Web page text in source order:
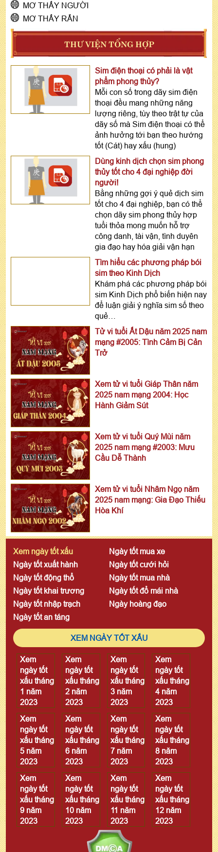
MƠ THẤY NGƯỜI
MƠ THẤY RẮN
THƯ VIỆN TỔNG HỢP
Sim điện thoại có phải là vật
phẩm phong thủy?
Mỗi con số trong dãy sim điện
thoại đều mang những năng
lượng riêng, tùy theo trật tự của
dãy số mà Sim điện thoại có thể
ảnh hưởng tới bạn theo hướng
tốt (Cát) hay xấu (hung)
Dùng kinh dịch chọn sim phong
thủy tốt cho 4 đại nghiệp đời
người!
Bằng những gợi ý quẻ dịch sim
tốt cho 4 đại nghiệp, bạn có thể
chọn dãy sim phong thủy hợp
tuổi thỏa mong muốn hỗ trợ
công danh, tài vận, tình duyên
gia đạo hay hóa giải vận hạn
Tìm hiểu các phương pháp bói
sim theo Kinh Dịch
Khám phá các phương pháp bói
sim Kinh Dịch phổ biến hiện nay
để luận giải ý nghĩa sim số theo
quẻ…
Tử vi tuổi Ất Dậu năm 2025 nam
mạng #2005: Tình Cảm Bị Cản
Trở
Xem tử vi tuổi Giáp Thân năm
2025 nam mạng 2004: Học
Hành Giảm Sút
Xem tử vi tuổi Quý Mùi năm
2025 nam mạng #2003: Mưu
Cầu Dễ Thành
Xem tử vi tuổi Nhâm Ngọ năm
2025 nam mạng: Gia Đạo Thiếu
Hòa Khí
Xem ngày tốt xấu
Ngày tốt mua xe
Ngày tốt xuất hành
Ngày tốt cưới hỏi
Ngày tốt động thổ
Ngày tốt mua nhà
Ngày tốt khai trương
Ngày tốt đổ mái nhà
Ngày tốt nhập trạch
Ngày hoàng đạo
Ngày tốt an táng
XEM NGÀY TỐT XẤU
Xem
ngày tốt
xấu tháng
1 năm
2023
Xem
ngày tốt
xấu tháng
2 năm
2023
Xem
ngày tốt
xấu tháng
3 năm
2023
Xem
ngày tốt
xấu tháng
4 năm
2023
Xem
ngày tốt
xấu tháng
5 năm
2023
Xem
ngày tốt
xấu tháng
6 năm
2023
Xem
ngày tốt
xấu tháng
7 năm
2023
Xem
ngày tốt
xấu tháng
8 năm
2023
Xem
ngày tốt
xấu tháng
9 năm
2023
Xem
ngày tốt
xấu tháng
10 năm
2023
Xem
ngày tốt
xấu tháng
11 năm
2023
Xem
ngày tốt
xấu tháng
12 năm
2023